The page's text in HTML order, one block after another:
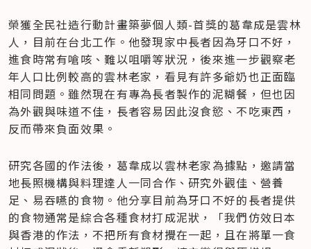
榮獲全民社造行動計畫築夢個人類-首獎的葛韋成是雲林
人，目前在台北工作。他發現家中長者因為牙口不好，
進食時常有嗆咳、難以咀嚼等狀況，後來進一步觀察老
年人口比例較高的雲林老家，看見有許多爺奶也正面臨
相同問題。雖然現在有專為長者製作的泥糊餐，但也因
為外觀與味道不佳，長者容易因此沒食慾、不吃東西，
反而帶來負面效果。
研究各國的作法後，葛韋成以雲林老家為據點，邀請當
地長照機構與料理達人一同合作、研究外觀佳、營養
足、易吞嚥的食物。他分享目前為牙口不好的長者提供
的食物通常是綜合各種食材打成泥狀，「我們仿效日本
與香港的作法，不把所有食材攪在一起，且在將單一食